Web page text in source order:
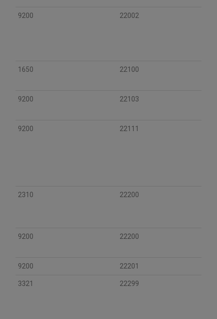
9200 22002
1650 22100
9200 22103
9200 22111
2310 22200
9200 22200
9200 22201
3321 22299